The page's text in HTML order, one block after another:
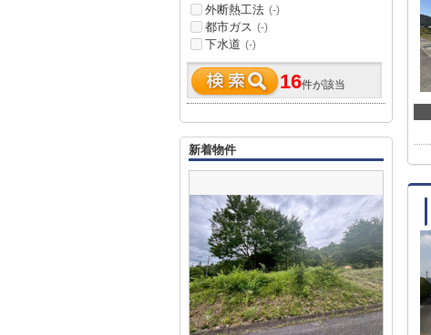
外断熱工法 (-)
都市ガス (-)
下水道 (-)
16件が該当
新着物件